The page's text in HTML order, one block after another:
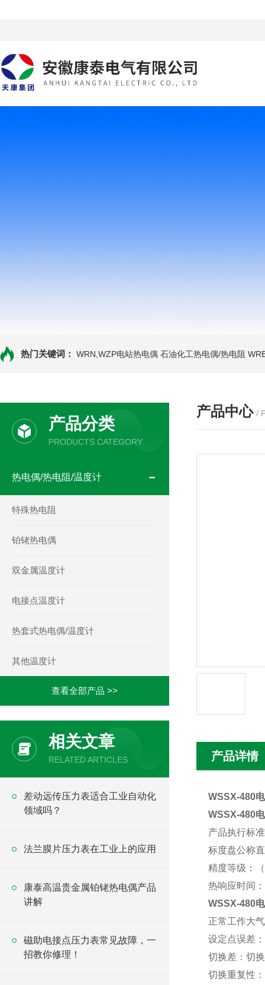
热门关键词： WRN,WZP电站热电偶 石油化工热电偶/热电阻
产品分类
PRODUCTS CATEGORY
热电偶/热电阻/温度计
特殊热电阻
铂铑热电偶
双金属温度计
电接点温度计
热套式热电偶/温度计
其他温度计
查看全部产品 >>
相关文章
RELATED ARTICLES
差动远传压力表适合工业自动化
领域吗？
法兰膜片压力表在工业上的应用
康泰高温贵金属铂铑热电偶产品
讲解
磁助电接点压力表常见故障，一
招教你修理！
产品中心 /
产品详情
WSSX-480
WSSX-480
产品执行标
标度盘公称
精度等级：
热响应时间
WSSX-480
正常工作大
设定点误差
切换差：切
切换重复性